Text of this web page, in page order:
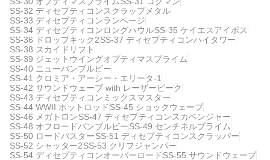
SS-32 ディセプティコンスクラップメタル
SS-33 ディセプティコンランページ
SS-34 ディセプティコンロングハウルSS-35 ケイエスアイボス
SS-36 ドロップキック2SS-37 ディセプティコンハイタワー
SS-38 スカイドリフト
SS-39 ジェットウイングオプティマスプライム
SS-40 ニューバンブルビー
SS-41 クロミア・アーシー・エリータ-1
SS-42 サウンドウェーブ with レーザービーク
SS-43 ディセプティコンミックスマスター
SS-44 WWII ホットロッド SS-45 ショックウェーブ
SS-46 メガトロンSS-47 ディセプティコンスカベンジャー
SS-48 オフロードバンブルビーSS-49 センチネルプライム
SS-50 ロードバスターSS-51 ディセプティコンスクラッパー
SS-52 シャッター2SS-53 クリフジャンパー
SS-54 ディセプティコンオーバーロード SS-55 サウンドウェーブ